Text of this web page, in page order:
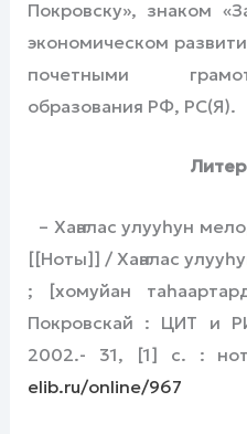
Покровску», знаком
экономическом
почетными
образования РФ, РС(Я).
– Хаҥалас улууһун
[[Ноты]] / Хаҥалас
; [хомуйан
Покровскай : ЦИТ и
2002.- 31, [1] с. :
elib.ru/online/967